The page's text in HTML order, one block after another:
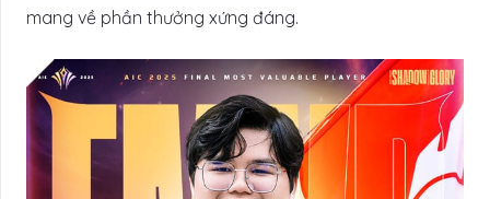
mang về phần thưởng xứng đáng.